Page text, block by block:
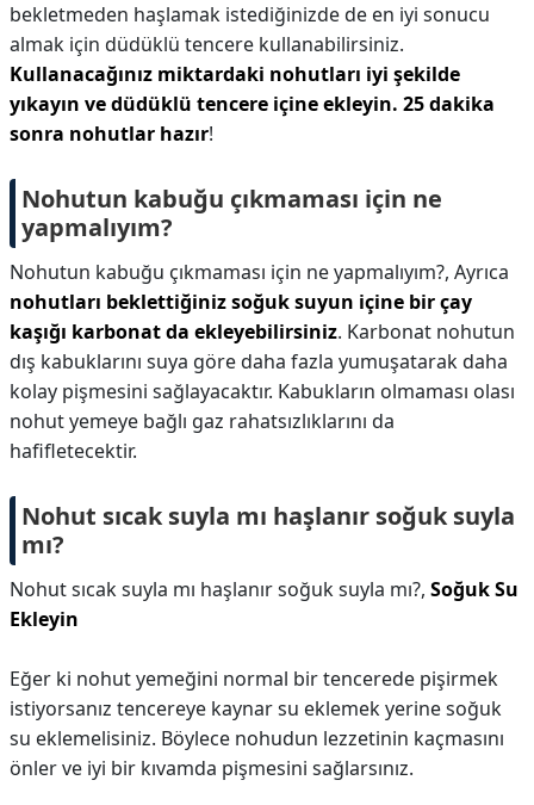
bekletmeden haşlamak istediğinizde de en iyi sonucu
almak için düdüklü tencere kullanabilirsiniz.
Kullanacağınız miktardaki nohutları iyi şekilde
yıkayın ve düdüklü tencere içine ekleyin. 25 dakika
sonra nohutlar hazır!
Nohutun kabuğu çıkmaması için ne
yapmalıyım?
Nohutun kabuğu çıkmaması için ne yapmalıyım?, Ayrıca
nohutları beklettiğiniz soğuk suyun içine bir çay
kaşığı karbonat da ekleyebilirsiniz. Karbonat nohutun
dış kabuklarını suya göre daha fazla yumuşatarak daha
kolay pişmesini sağlayacaktır. Kabukların olmaması olası
nohut yemeye bağlı gaz rahatsızlıklarını da
hafifletecektir.
Nohut sıcak suyla mı haşlanır soğuk suyla
mı?
Nohut sıcak suyla mı haşlanır soğuk suyla mı?, Soğuk Su
Ekleyin
Eğer ki nohut yemeğini normal bir tencerede pişirmek
istiyorsanız tencereye kaynar su eklemek yerine soğuk
su eklemelisiniz. Böylece nohudun lezzetinin kaçmasını
önler ve iyi bir kıvamda pişmesini sağlarsınız.